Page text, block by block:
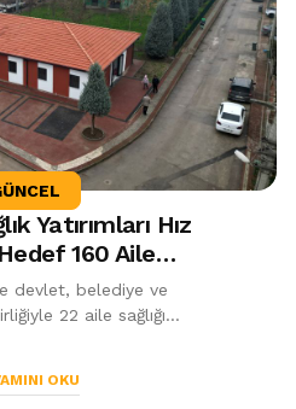
Yatırımları Hız
160 Aile
devlet, belediye ve
22 aile sağlığı
istasyonu hayata
OKU